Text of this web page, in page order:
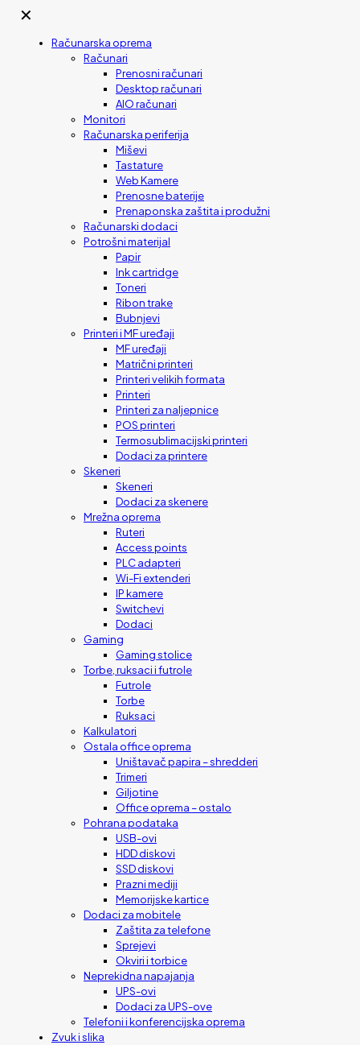
✕
Računarska oprema
Računari
Prenosni računari
Desktop računari
AIO računari
Monitori
Računarska periferija
Miševi
Tastature
Web Kamere
Prenosne baterije
Prenaponska zaštita i produžni
Računarski dodaci
Potrošni materijal
Papir
Ink cartridge
Toneri
Ribon trake
Bubnjevi
Printeri i MF uređaji
MF uređaji
Matrični printeri
Printeri velikih formata
Printeri
Printeri za naljepnice
POS printeri
Termosublimacijski printeri
Dodaci za printere
Skeneri
Skeneri
Dodaci za skenere
Mrežna oprema
Ruteri
Access points
PLC adapteri
Wi-Fi extenderi
IP kamere
Switchevi
Dodaci
Gaming
Gaming stolice
Torbe, ruksaci i futrole
Futrole
Torbe
Ruksaci
Kalkulatori
Ostala office oprema
Uništavač papira – shredderi
Trimeri
Giljotine
Office oprema – ostalo
Pohrana podataka
USB-ovi
HDD diskovi
SSD diskovi
Prazni mediji
Memorijske kartice
Dodaci za mobitele
Zaštita za telefone
Sprejevi
Okviri i torbice
Neprekidna napajanja
UPS-ovi
Dodaci za UPS-ove
Telefoni i konferencijska oprema
Zvuk i slika